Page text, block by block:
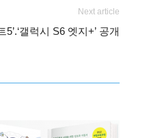
Next article
갤럭시 S6 엣지+’ 공개